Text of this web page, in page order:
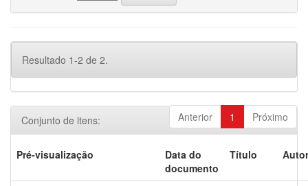
Resultado 1-2 de 2.
Anterior 1 Próximo
Conjunto de itens:
Pré-visualização
Data do
documento
Título